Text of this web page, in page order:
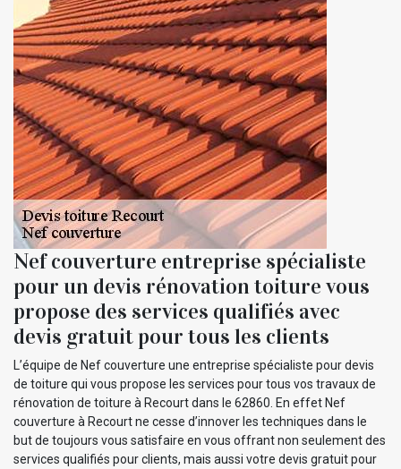
Nef couverture entreprise spécialiste
pour un devis rénovation toiture vous
propose des services qualifiés avec
devis gratuit pour tous les clients
L’équipe de Nef couverture une entreprise spécialiste pour devis
de toiture qui vous propose les services pour tous vos travaux de
rénovation de toiture à Recourt dans le 62860. En effet Nef
couverture à Recourt ne cesse d’innover les techniques dans le
but de toujours vous satisfaire en vous offrant non seulement des
services qualifiés pour clients, mais aussi votre devis gratuit pour